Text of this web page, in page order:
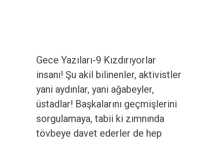
Gece Yazıları-9 Kızdırıyorlar
insanı! Şu akil bilinenler, aktivistler
yani aydınlar, yani ağabeyler,
üstadlar! Başkalarını geçmişlerini
sorgulamaya, tabii ki zımnında
tövbeye davet ederler de hep